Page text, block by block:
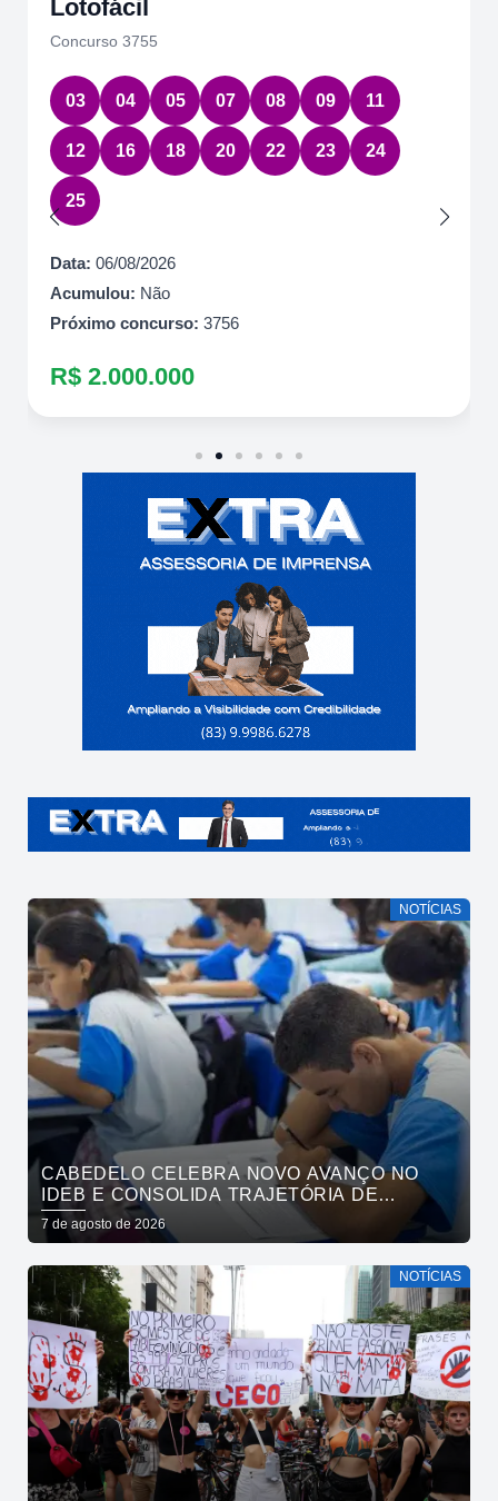
Lotofácil
Concurso 3755
03 04 05 07 08 09 11
12 16 18 20 22 23 24
25
Data: 06/08/2026
Acumulou: Não
Próximo concurso: 3756
R$ 2.000.000
NOTÍCIAS
CABEDELO CELEBRA NOVO AVANÇO NO
IDEB E CONSOLIDA TRAJETÓRIA DE
CRESCIMENTO NA EDUCAÇÃO PÚBLICA
7 de agosto de 2026
NOTÍCIAS